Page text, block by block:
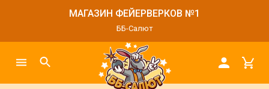
МАГАЗИН ФЕЙЕРВЕРКОВ №1
ББ-Салют